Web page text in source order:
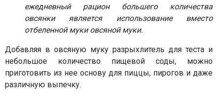
ежедневный рацион большего количества
овсянки является использование вместо
отбеленной муки овсяной муки.
Добавляя в овсяную муку разрыхлитель для теста и
небольшое количество пищевой соды, можно
приготовить из нее основу для пиццы, пирогов и даже
различную выпечку.